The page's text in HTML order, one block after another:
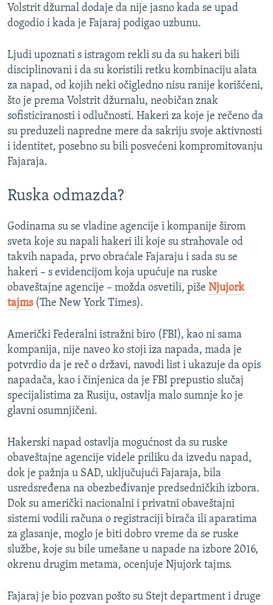
Volstrit džurnal dodaje da nije jasno kada se upad
dogodio i kada je Fajaraj podigao uzbunu.
Ljudi upoznati s istragom rekli su da su hakeri bili
disciplinovani i da su koristili retku kombinaciju alata
za napad, od kojih neki očigledno nisu ranije korišćeni,
što je prema Volstrit džurnalu, neobičan znak
sofisticiranosti i odlučnosti. Hakeri za koje je rečeno da
su preduzeli napredne mere da sakriju svoje aktivnosti
i identitet, posebno su bili posvećeni kompromitovanju
Fajaraja.
Ruska odmazda?
Godinama su se vladine agencije i kompanije širom
sveta koje su napali hakeri ili koje su strahovale od
takvih napada, prvo obraćale Fajaraju i sada su se
hakeri – s evidencijom koja upućuje na ruske
obaveštajne agencije – možda osvetili, piše Njujork
tajms(The New York Times).
Američki Federalni istražni biro (FBI), kao ni sama
kompanija, nije naveo ko stoji iza napada, mada je
potvrdio da je reč o državi, navodi list i ukazuje da opis
napadača, kao i činjenica da je FBI prepustio slučaj
specijalistima za Rusiju, ostavlja malo sumnje ko je
glavni osumnjičeni.
Hakerski napad ostavlja mogućnost da su ruske
obaveštajne agencije videle priliku da izvedu napad,
dok je pažnja u SAD, uključujući Fajaraja, bila
usredsređena na obezbeđivanje predsedničkih izbora.
Dok su američki nacionalni i privatni obaveštajni
sistemi vodili računa o registraciji birača ili aparatima
za glasanje, moglo je biti dobro vreme da se ruske
službe, koje su bile umešane u napade na izbore 2016,
okrenu drugim metama, ocenjuje Njujork tajms.
Fajaraj je bio pozvan pošto su Stejt department i druge